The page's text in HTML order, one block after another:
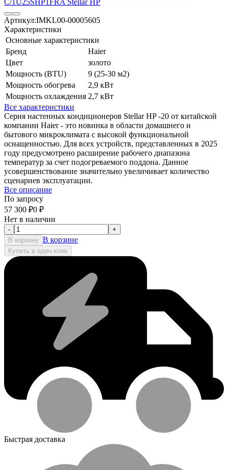
Артикул:IMKL00-00005605
Характеристики
Основные характеристики
Бренд
Haier
Цвет
золото
Мощность (BTU)
9 (25-30 м2)
Мощность обогрева
2,9 кВт
Мощность охлаждения 2,7 кВт
Все характеристики
Серия настенных кондиционеров Stellar HP -20 от китайской
компании Haier - это новинка в области домашнего и
бытового микроклимата с высокой функциональной
оснащенностью. Для всех устройств, представленных в 2025
году предусмотрено расширение рабочего диапазона
температур за счет подогреваемого поддона. Данное
усовершенствование значительно увеличивает количество
сценариев эксплуатации.
Все описание
По запросу
57 300 ₽0 ₽
Нет в наличии
-
+
В корзину В корзине
Купить в один клик
Быстрая доставка